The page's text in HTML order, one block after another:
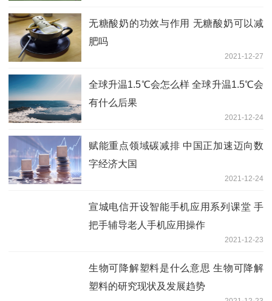
无糖酸奶的功效与作用 无糖酸奶可以减
肥吗
2021-12-27
全球升温1.5℃会怎么样 全球升温1.5℃会
有什么后果
2021-12-24
赋能重点领域碳减排 中国正加速迈向数
字经济大国
2021-12-24
宣城电信开设智能手机应用系列课堂 手
把手辅导老人手机应用操作
2021-12-23
生物可降解塑料是什么意思 生物可降解
塑料的研究现状及发展趋势